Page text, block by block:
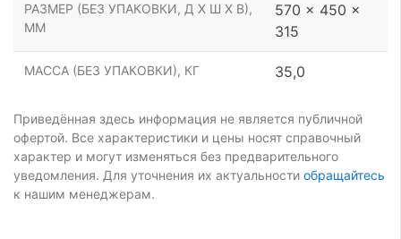
РАЗМЕР (БЕЗ УПАКОВКИ, Д Х Ш Х В),
ММ
570 x 450 x
315
МАССА (БЕЗ УПАКОВКИ), КГ 35,0
Приведённая здесь информация не является публичной
офертой. Все характеристики и цены носят справочный
характер и могут изменяться без предварительного
уведомления. Для уточнения их актуальности обращайтесь
к нашим менеджерам.